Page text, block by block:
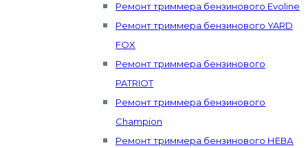
Ремонт триммера бензинового Evoline
Ремонт триммера бензинового YARD
FOX
Ремонт триммера бензинового
PATRIOT
Ремонт триммера бензинового
Champion
Ремонт триммера бензинового НЕВА